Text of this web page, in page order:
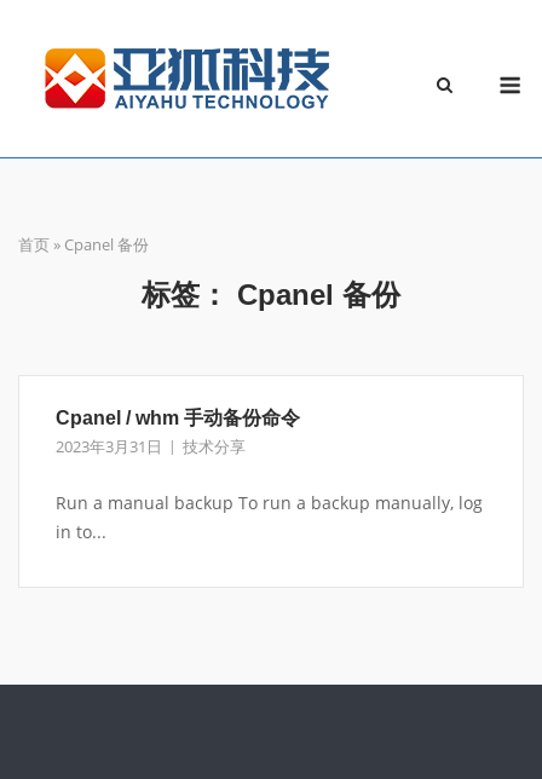
content
首页 » Cpanel 备份
标签： Cpanel 备份
Cpanel / whm 手动备份命令
2023年3月31日 技术分享
Run a manual backup To run a backup manually, log
in to...